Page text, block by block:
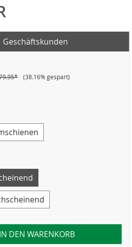
Geschäftskunden
(38.16% gespart)
IN DEN WARENKORB